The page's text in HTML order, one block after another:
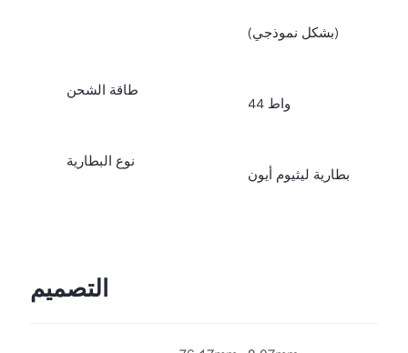
(بشكل نموذجي)
طاقة الشحن
44 واط
نوع البطارية
بطارية ليثيوم أيون
التصميم